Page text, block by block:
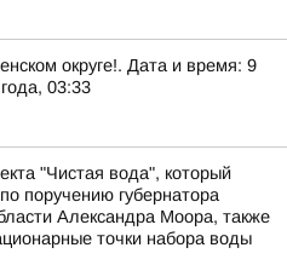
округе!. Дата и время: 9
03:33
"Чистая вода", который
поручению губернатора
Александра Моора, также
точки набора воды